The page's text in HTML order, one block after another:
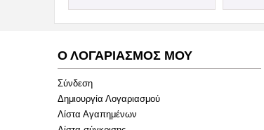
Ο ΛΟΓΑΡΙΑΣΜΟΣ ΜΟΥ
Σύνδεση
Δημιουργία Λογαριασμού
Λίστα Αγαπημένων